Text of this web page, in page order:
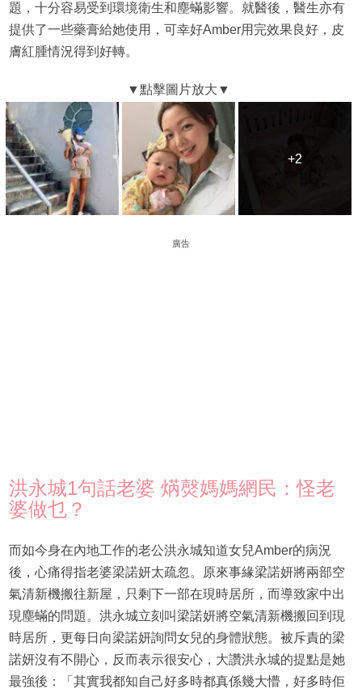
題，十分容易受到環境衛生和塵蟎影響。就醫後，醫生亦有
提供了一些藥膏給她使用，可幸好Amber用完效果良好，皮
膚紅腫情況得到好轉。
+2
+2
廣告
洪永城1句話老婆 焫㷫媽媽網民：怪老
婆做乜？
而如今身在內地工作的老公洪永城知道女兒Amber的病況
後，心痛得指老婆梁諾妍太疏忽。原來事緣梁諾妍將兩部空
氣清新機搬往新屋，只剩下一部在現時居所，而導致家中出
現塵蟎的問題。洪永城立刻叫梁諾妍將空氣清新機搬回到現
時居所，更每日向梁諾妍詢問女兒的身體狀態。被斥責的梁
諾妍沒有不開心，反而表示很安心，大讚洪永城的提點是她
最強後：「其實我都知自己好多時都真係幾大懵，好多時佢